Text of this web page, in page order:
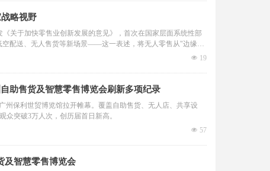
略视野
关于加快零售业创新发展的意见》，首次在国家层面系统性部
配送、无人售货等新场景——这一表述，将无人零售从"边缘试
넶 19
助售货及智慧零售博览会刷新多项纪录
州保利世贸博览馆拉开帷幕。覆盖自助售货、无人店、共享设
众突破3万人次，创历届首日新高。
넶 57
及智慧零售博览会